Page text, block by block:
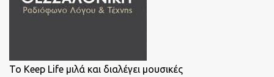
To Keep Life μιλά και διαλέγει μουσικές